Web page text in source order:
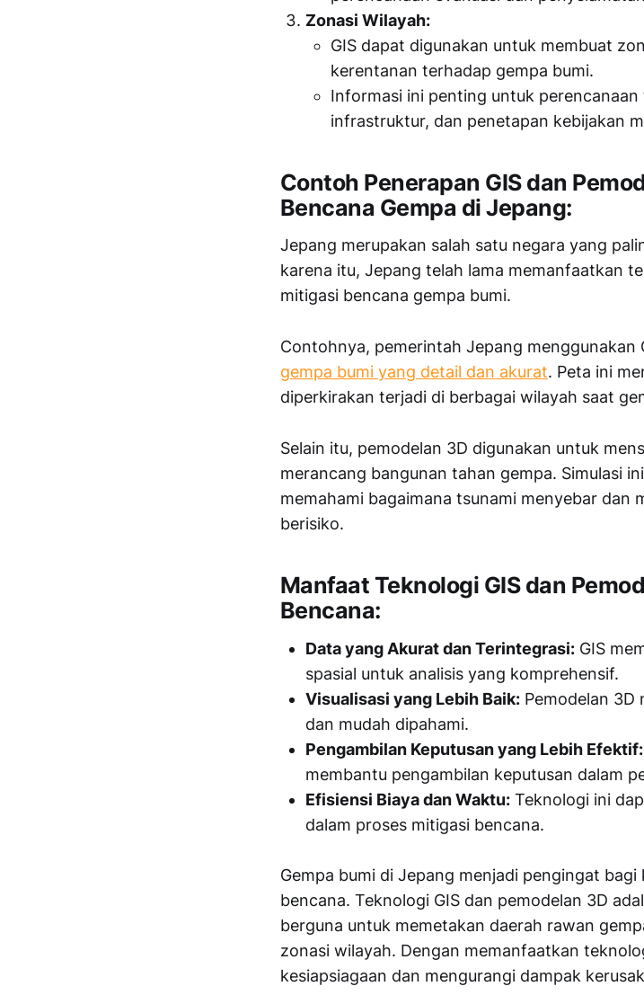
Zonasi Wilayah:
GIS dapat digunakan untuk membuat
kerentanan terhadap gempa bumi.
Informasi ini penting untuk
infrastruktur, dan penetapan kebijakan
Contoh Penerapan GIS dan
Bencana Gempa di Jepang:
Jepang merupakan salah satu negara yang
karena itu, Jepang telah lama memanfaatkan
mitigasi bencana gempa bumi.
Contohnya, pemerintah Jepang menggunakan
gempa bumi yang detail dan akurat. Peta ini
diperkirakan terjadi di berbagai wilayah saat
Selain itu, pemodelan 3D digunakan untuk
merancang bangunan tahan gempa. Simulasi
memahami bagaimana tsunami menyebar dan
berisiko.
Manfaat Teknologi GIS dan
Bencana:
Data yang Akurat dan Terintegrasi: GIS
spasial untuk analisis yang komprehensif.
Visualisasi yang Lebih Baik: Pemodelan 3D
dan mudah dipahami.
Pengambilan Keputusan yang Lebih Efektif:
membantu pengambilan keputusan dalam
Efisiensi Biaya dan Waktu: Teknologi ini
dalam proses mitigasi bencana.
Gempa bumi di Jepang menjadi pengingat
bencana. Teknologi GIS dan pemodelan 3D
berguna untuk memetakan daerah rawan
zonasi wilayah. Dengan memanfaatkan
kesiapsiagaan dan mengurangi dampak